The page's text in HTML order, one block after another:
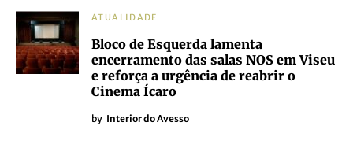
ATUALIDADE
Bloco de Esquerda lamenta
encerramento das salas NOS em Viseu
e reforça a urgência de reabrir o
Cinema Ícaro
by Interior do Avesso